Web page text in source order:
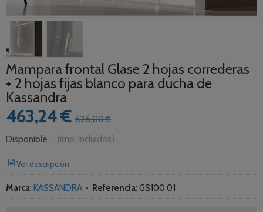
Mampara frontal Glase 2 hojas correderas
+ 2 hojas fijas blanco para ducha de
Kassandra
463,24 € 626,00 €
Disponible - (Imp. Incluidos)
Ver descripción
Marca: KASSANDRA • Referencia: GS100 01